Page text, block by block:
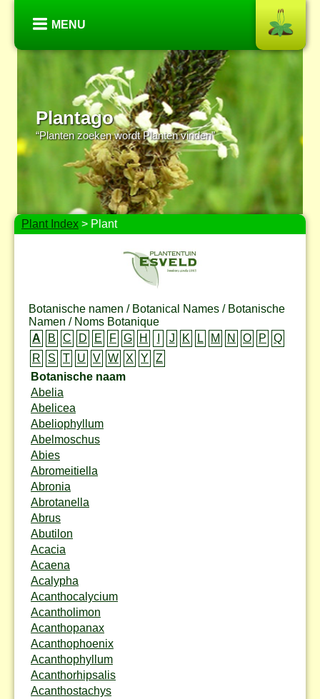
MENU
Plantago
“Planten zoeken wordt Planten vinden”
Plant Index > Plant
Botanische namen / Botanical Names / Botanische
Namen / Noms Botanique
A
B C D E F G H J K L M N O P
Q
R
S T U V W X Y
Z
Botanische naam
Abelia
Abelicea
Abeliophyllum
Abelmoschus
Abies
Abromeitiella
Abronia
Abrotanella
Abrus
Abutilon
Acacia
Acaena
Acalypha
Acanthocalycium
Acantholimon
Acanthopanax
Acanthophoenix
Acanthophyllum
Acanthorhipsalis
Acanthostachys